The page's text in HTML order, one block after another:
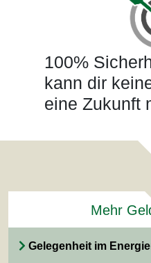
100%
kann dir
eine Zukunft
Mehr
Gelegenheit im